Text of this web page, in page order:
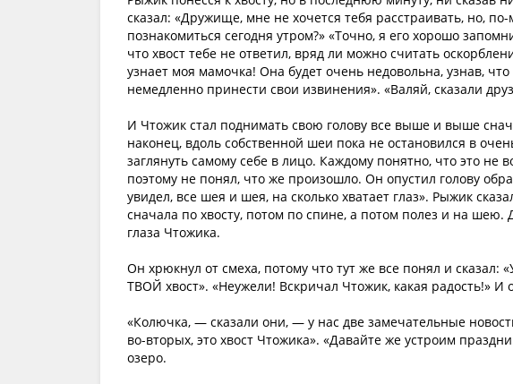
сказал: «Дружище, мне не хочется тебя расстраивать, но,
познакомиться сегодня утром?» «Точно, я его хорошо
что хвост тебе не ответил, вряд ли можно считать
узнает моя мамочка! Она будет очень недовольна, узнав,
немедленно принести свои извинения». «Валяй, сказали
И Чтожик стал поднимать свою голову все выше и выше
наконец, вдоль собственной шеи пока не остановился в
заглянуть самому себе в лицо. Каждому понятно, что это не
поэтому не понял, что же произошло. Он опустил голову
увидел, все шея и шея, на сколько хватает глаз». Рыжик
сначала по хвосту, потом по спине, а потом полез и на
глаза Чтожика.
Он хрюкнул от смеха, потому что тут же все понял и сказал:
ТВОЙ хвост». «Неужели! Вскричал Чтожик, какая радость!»
«Колючка, — сказали они, — у нас две замечательные
во-вторых, это хвост Чтожика». «Давайте же устроим
озеро.